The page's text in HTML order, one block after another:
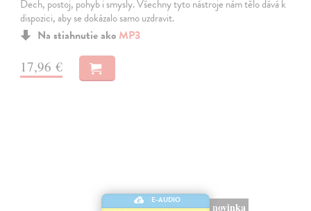
Dech, postoj, pohyb i smysly. Všechny tyto nástroje nám tělo dává k
dispozici, aby se dokázalo samo uzdravit.
Na stiahnutie ako MP3
17,96 €
E-AUDIO
novinka